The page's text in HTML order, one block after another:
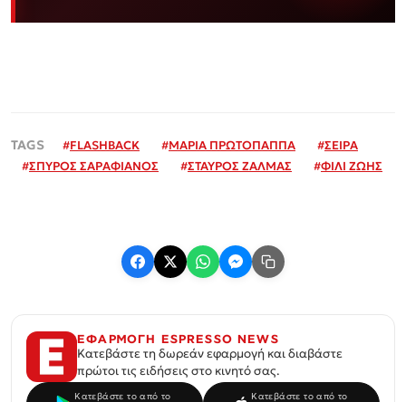
#FLASHBACK #ΜΑΡΙΑ ΠΡΩΤΟΠΑΠΠΑ #ΣΕΙΡΑ
#ΣΠΥΡΟΣ ΣΑΡΑΦΙΑΝΟΣ #ΣΤΑΥΡΟΣ ΖΑΛΜΑΣ #ΦΙΛΙ ΖΩΗΣ
ΕΦΑΡΜΟΓΗ ESPRESSO NEWS
Κατεβάστε τη δωρεάν εφαρμογή και διαβάστε
πρώτοι τις ειδήσεις στο κινητό σας.
Κατεβάστε το από το Κατεβάστε το από το